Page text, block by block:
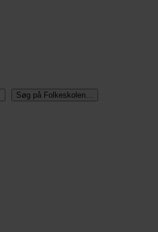
Søg på Folkeskolen…